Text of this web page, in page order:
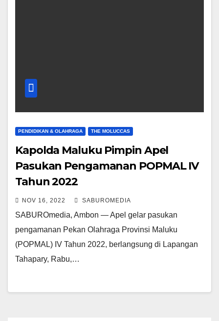
PENDIDIKAN & OLAHRAGA THE MOLUCCAS
Kapolda Maluku Pimpin Apel
Pasukan Pengamanan POPMAL IV
Tahun 2022
NOV 16, 2022 SABUROMEDIA
SABUROmedia, Ambon — Apel gelar pasukan
pengamanan Pekan Olahraga Provinsi Maluku
(POPMAL) IV Tahun 2022, berlangsung di Lapangan
Tahapary, Rabu,…